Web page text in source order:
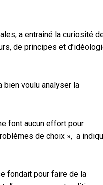
a entraîné la curiosité
de principes et
bien voulu analyser la
font aucun effort pour
de choix », a
fondait pour faire de la